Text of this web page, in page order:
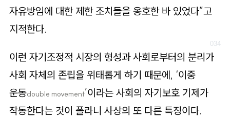
자유방임에 대한 제한 조치들을 옹호한 바 있었다”고
지적한다.
이런 자기조정적 시장의 형성과 사회로부터의 분리가
사회 자체의 존립을 위태롭게 하기 때문에, ‘이중
운동double movement’이라는 사회의 자기보호 기제가
작동한다는 것이 폴라니 사상의 또 다른 특징이다.